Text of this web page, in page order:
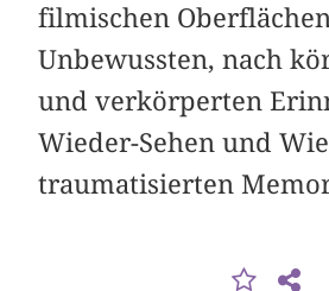
filmischen
Unbewussten, nach
und verkörperten
Wieder-Sehen und
traumatisierten